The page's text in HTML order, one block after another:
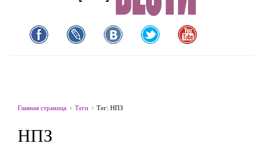
Главная страница Теги Тег: НПЗ
НПЗ